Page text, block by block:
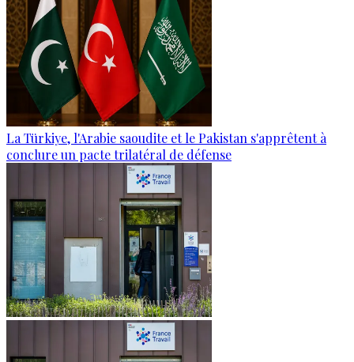
La Türkiye, l'Arabie saoudite et le Pakistan s'apprêtent à
conclure un pacte trilatéral de défense